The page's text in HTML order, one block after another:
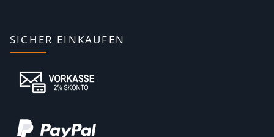
SICHER EINKAUFEN